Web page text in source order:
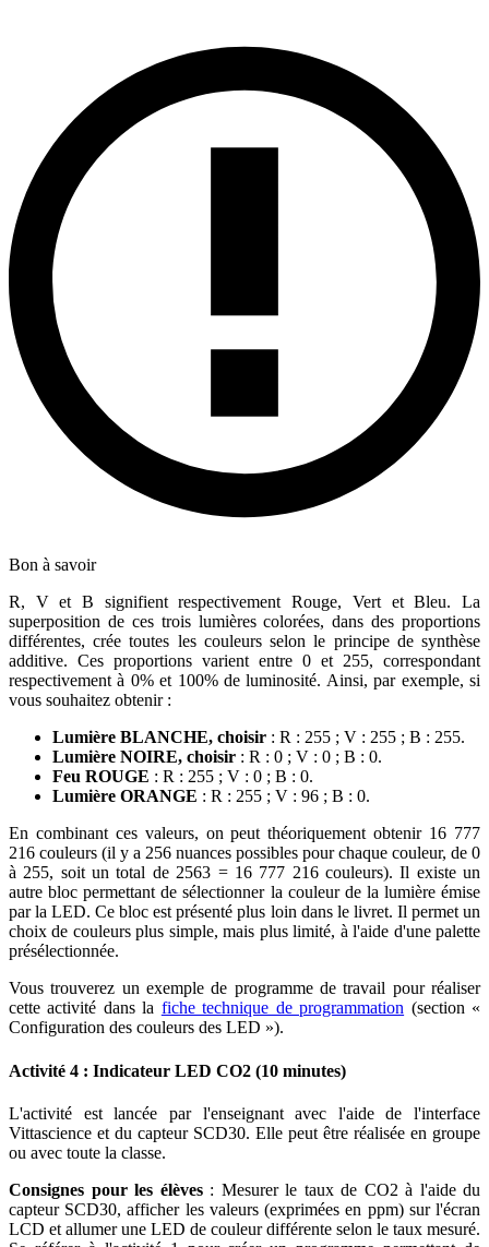
Bon à savoir
R, V et B signifient respectivement Rouge, Vert et Bleu. La
superposition de ces trois lumières colorées, dans des proportions
différentes, crée toutes les couleurs selon le principe de synthèse
additive. Ces proportions varient entre 0 et 255, correspondant
respectivement à 0% et 100% de luminosité. Ainsi, par exemple, si
vous souhaitez obtenir :
Lumière BLANCHE, choisir : R : 255 ; V : 255 ; B : 255.
Lumière NOIRE, choisir : R : 0 ; V : 0 ; B : 0.
Feu ROUGE : R : 255 ; V : 0 ; B : 0.
Lumière ORANGE : R : 255 ; V : 96 ; B : 0.
En combinant ces valeurs, on peut théoriquement obtenir 16 777
216 couleurs (il y a 256 nuances possibles pour chaque couleur, de 0
à 255, soit un total de 2563 = 16 777 216 couleurs). Il existe un
autre bloc permettant de sélectionner la couleur de la lumière émise
par la LED. Ce bloc est présenté plus loin dans le livret. Il permet un
choix de couleurs plus simple, mais plus limité, à l'aide d'une palette
présélectionnée.
Vous trouverez un exemple de programme de travail pour réaliser
cette activité dans la fiche technique de programmation (section «
Configuration des couleurs des LED »).
Activité 4 : Indicateur LED CO2 (10 minutes)
L'activité est lancée par l'enseignant avec l'aide de l'interface
Vittascience et du capteur SCD30. Elle peut être réalisée en groupe
ou avec toute la classe.
Consignes pour les élèves: Mesurer le taux de CO2 à l'aide du
capteur SCD30, afficher les valeurs (exprimées en ppm) sur l'écran
LCD et allumer une LED de couleur différente selon le taux mesuré.